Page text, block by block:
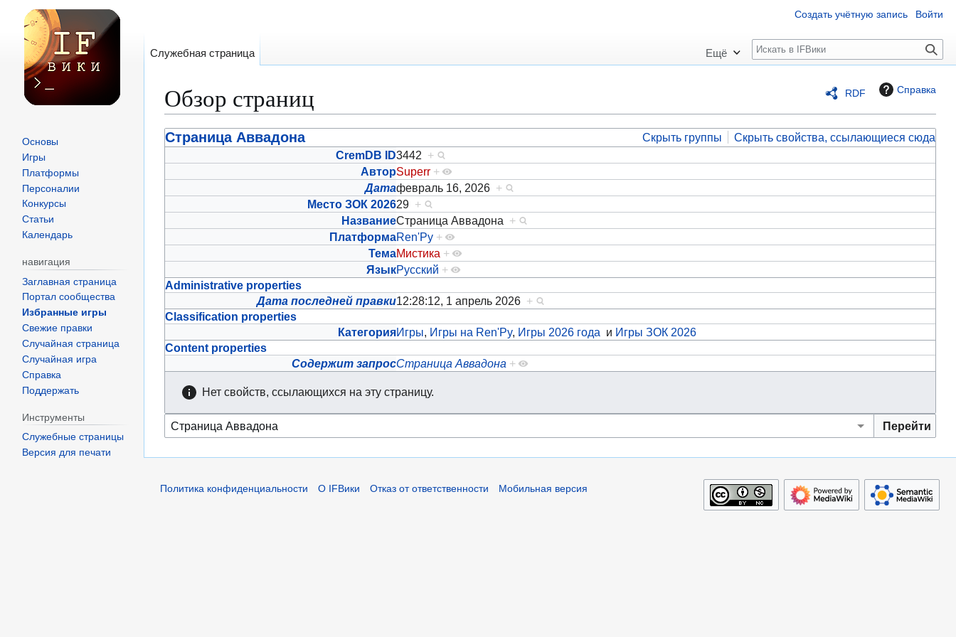
RDF Справка
Обзор страниц
Перейти
Перейти
Страница Аввадона Скрыть группы
Скрыть свойства, ссылающиеся сюда
CremDB ID3442 +
АвторSuperr +
Датафевраль 16, 2026 +
Место ЗОК 202629 +
НазваниеСтраница Аввадона +
ПлатформаRen'Py +
ТемаМистика +
ЯзыкРусский +
Administrative properties
Дата последней правки12:28:12, 1 апрель 2026 +
Classification properties
КатегорияИгры, Игры на Ren'Py, Игры 2026 года и Игры ЗОК 2026
Content properties
Содержит запросСтраница Аввадона +
Нет свойств, ссылающихся на эту страницу.
Создать учётную запись Войти
Служебная страница Ещё
П
о
к
Основы
Игры
Платформы
Персоналии
Конкурсы
Статьи
Календарь
навигация
Заглавная страница
Портал сообщества
Избранные игры
Свежие правки
Случайная страница
Случайная игра
Справка
Поддержать
Инструменты
Служебные страницы
Версия для печати
Политика конфиденциальности О IFВики Отказ от ответственности Мобильная версия